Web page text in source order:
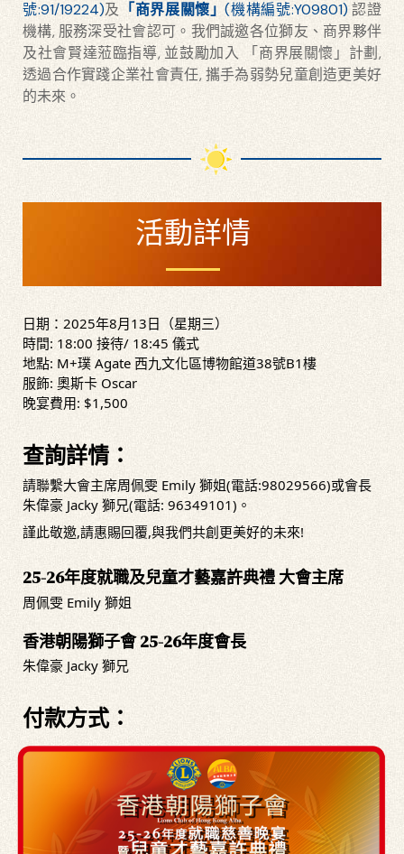
號:91/19224)及 「商界展關懷」(機構編號:Y09801)認證
機構, 服務深受社會認可。我們誠邀各位獅友、商界夥伴
及社會賢達蒞臨指導, 並鼓勵加入 「商界展關懷」計劃,
透過合作實踐企業社會責任, 攜手為弱勢兒童創造更美好
的未來。
活動詳情
日期：2025年8月13日（星期三）
時間: 18:00 接待/ 18:45 儀式
地點: M+璞 Agate 西九文化區博物館道38號B1樓
服飾: 奧斯卡 Oscar
晚宴費用: $1,500
查詢詳情：
請聯繫大會主席周佩雯 Emily 獅姐(電話:98029566)或會長
朱偉豪 Jacky 獅兄(電話: 96349101)。
謹此敬邀,請惠賜回覆,與我們共創更美好的未來!
25-26年度就職及兒童才藝嘉許典禮 大會主席
周佩雯 Emily 獅姐
香港朝陽獅子會 25-26年度會長
朱偉豪 Jacky 獅兄
付款方式：